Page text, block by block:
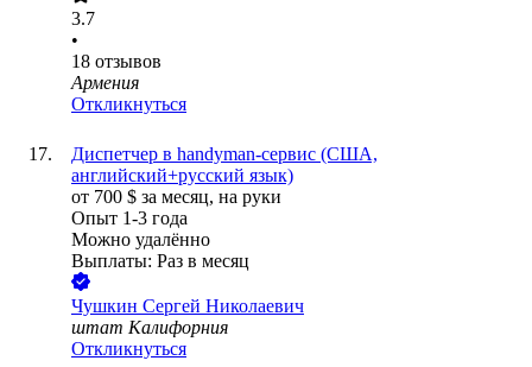
3.7
•
18 отзывов
Армения
Откликнуться
Диспетчер в handyman-сервис (США,
английский+русский язык)
от 700 $ за месяц, на руки
Опыт 1-3 года
Можно удалённо
Выплаты: Раз в месяц
Чушкин Сергей Николаевич
штат Калифорния
Откликнуться